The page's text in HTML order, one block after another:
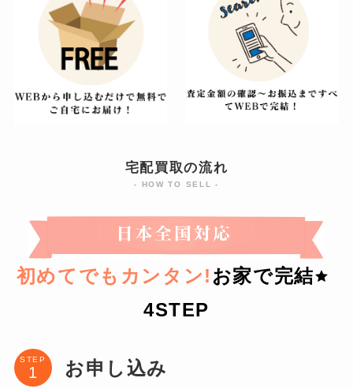
宅配買取の流れ
- HOW TO SELL -
初めてでもカンタン! お家で完結
4STEP
STEP お申し込み